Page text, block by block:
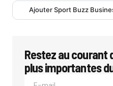
Ajouter Sport Buzz
Restez au courant
plus importantes